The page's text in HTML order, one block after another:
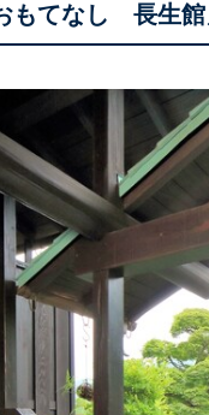
もてなし 長生館